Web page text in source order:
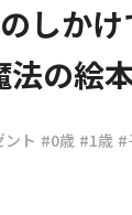
しか
の絵
ト #0歳 #1歳 #